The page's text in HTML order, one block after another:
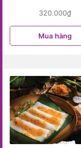
320.000₫
Mua hàng